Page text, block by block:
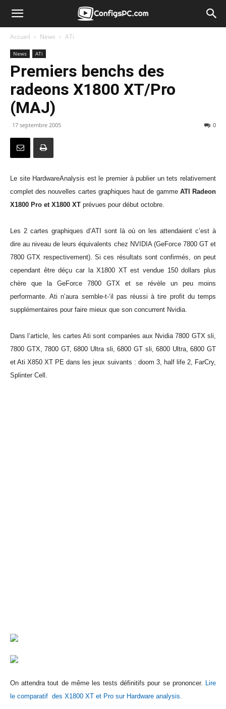
Accueil News ATi
News ATi
Premiers benchs des
radeons X1800 XT/Pro
(MAJ)
17 septembre 2005 0
Le site HardwareAnalysis est le premier à publier un tets relativement
complet des nouvelles cartes graphiques haut de gamme ATI Radeon
X1800 Pro et X1800 XT prévues pour début octobre.
Les 2 cartes graphiques d’ATI sont là où on les attendaient c’est à
dire au niveau de leurs équivalents chez NVIDIA (GeForce 7800 GT et
7800 GTX respectivement). Si ces résultats sont confirmés, on peut
cependant être déçu car la X1800 XT est vendue 150 dollars plus
chère que la GeForce 7800 GTX et se révèle un peu moins
performante. Ati n’aura semble-t-‘il pas réussi à tire profit du temps
supplémentaires pour faire mieux que son concurrent Nvidia.
Dans l’article, les cartes Ati sont comparées aux Nvidia 7800 GTX sli,
7800 GTX, 7800 GT, 6800 Ultra sli, 6800 GT sli, 6800 Ultra, 6800 GT
et Ati X850 XT PE dans les jeux suivants : doom 3, half life 2, FarCry,
Splinter Cell.
On attendra tout de même les tests définitifs pour se prononcer. Lire
le comparatif des X1800 XT et Pro sur Hardware analysis.